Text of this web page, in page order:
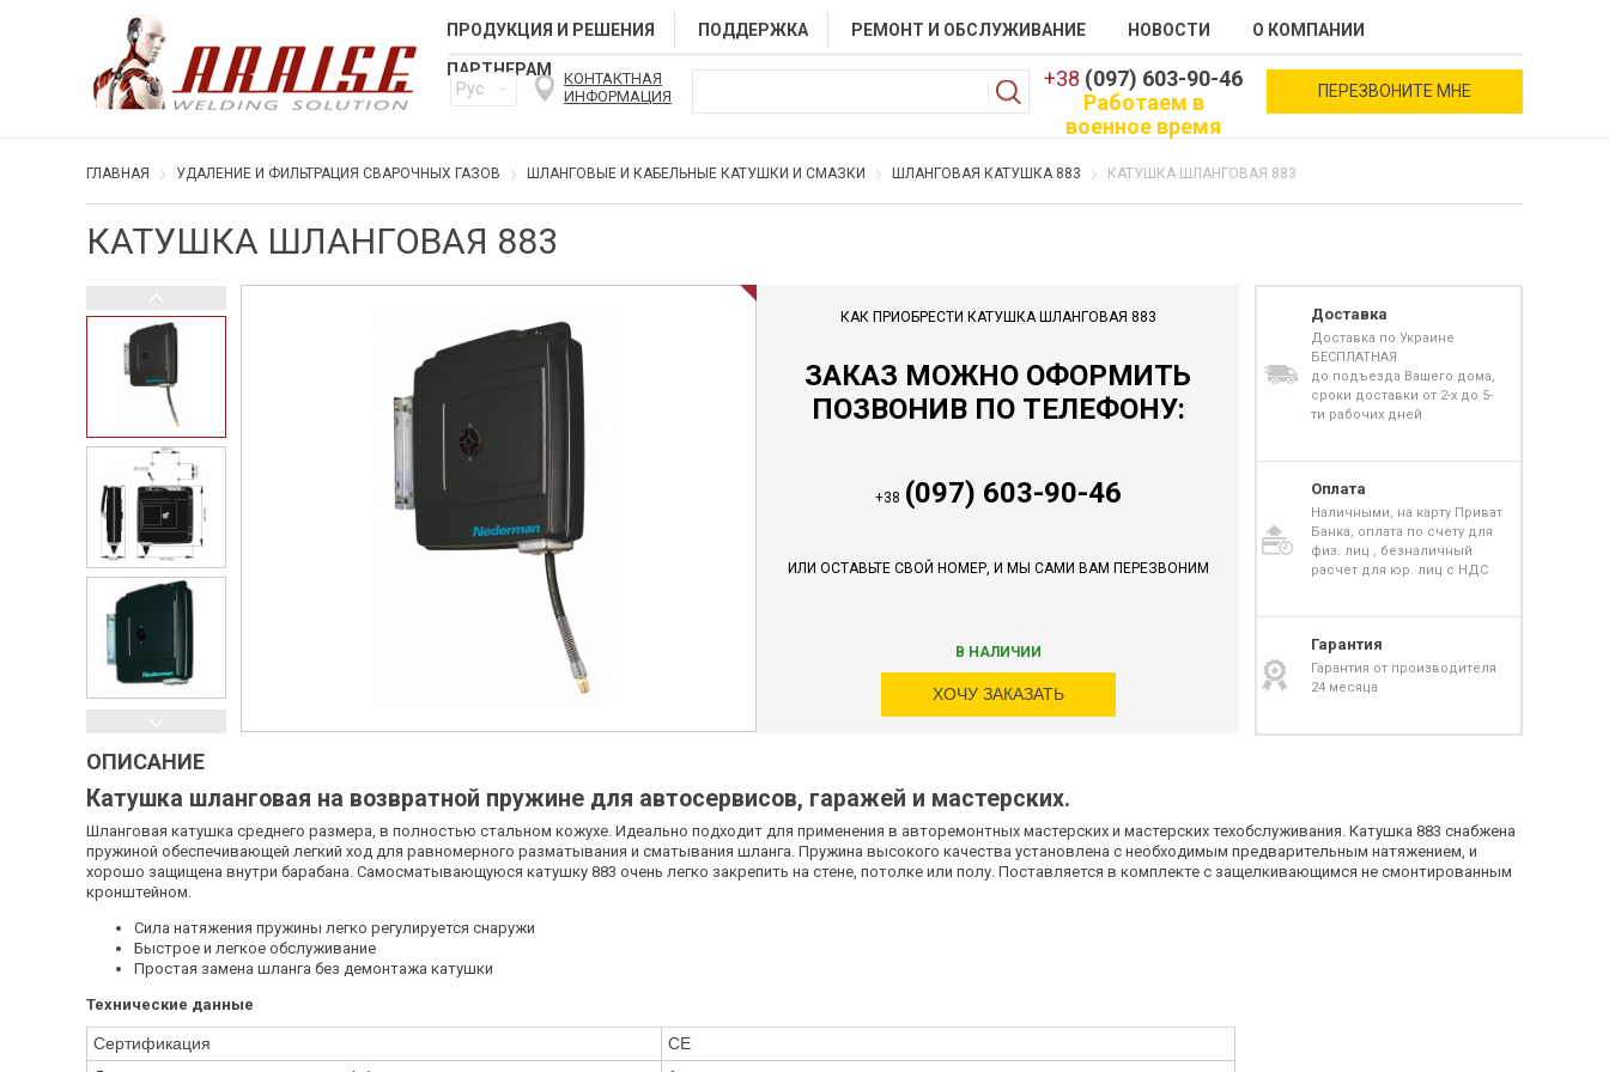
ПРОДУКЦИЯ И РЕШЕНИЯ ПОДДЕРЖКА РЕМОНТ И ОБСЛУЖИВАНИЕ НОВОСТИ О КОМПАНИИ
ПАРТНЕРАМ
Рус
КОНТАКТНАЯ
ИНФОРМАЦИЯ
+38 (097) 603-90-46
Работаем в
военное время
ПЕРЕЗВОНИТЕ МНЕ
ГЛАВНАЯ УДАЛЕНИЕ И ФИЛЬТРАЦИЯ СВАРОЧНЫХ ГАЗОВ ШЛАНГОВЫЕ И КАБЕЛЬНЫЕ КАТУШКИ И СМАЗКИ ШЛАНГОВАЯ КАТУШКА 883 КАТУШКА ШЛАНГОВАЯ 883
КАТУШКА ШЛАНГОВАЯ 883
КАК ПРИОБРЕСТИ КАТУШКА ШЛАНГОВАЯ 883
ЗАКАЗ МОЖНО ОФОРМИТЬ
ПОЗВОНИВ ПО ТЕЛЕФОНУ:
+38 (097) 603-90-46
ИЛИ ОСТАВЬТЕ СВОЙ НОМЕР, И МЫ САМИ ВАМ ПЕРЕЗВОНИМ
В НАЛИЧИИ
ХОЧУ ЗАКАЗАТЬ
Доставка
Доставка по Украине
БЕСПЛАТНАЯ
до подъезда Вашего дома,
сроки доставки от 2-х до 5-
ти рабочих дней
Оплата
Наличными, на карту Приват
Банка, оплата по счету для
физ. лиц , безналичный
расчет для юр. лиц с НДС
Гарантия
Гарантия от производителя
24 месяца
ОПИСАНИЕ
Катушка шланговая на возвратной пружине для автосервисов, гаражей и мастерских.
Шланговая катушка среднего размера, в полностью стальном кожухе. Идеально подходит для применения в авторемонтных мастерских и мастерских техобслуживания. Катушка 883 снабжена
пружиной обеспечивающей легкий ход для равномерного разматывания и сматывания шланга. Пружина высокого качества установлена с необходимым предварительным натяжением, и
хорошо защищена внутри барабана. Самосматывающуюся катушку 883 очень легко закрепить на стене, потолке или полу. Поставляется в комплекте с защелкивающимся не смонтированным
кронштейном.
Сила натяжения пружины легко регулируется снаружи
Быстрое и легкое обслуживание
Простая замена шланга без демонтажа катушки
Технические данные
Сертификация
CE